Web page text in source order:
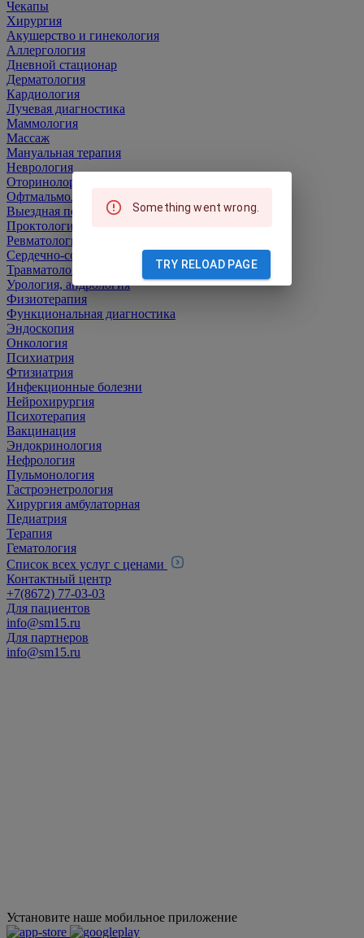
Чекапы
Хирургия
Акушерство и гинекология
Аллергология
Дневной стационар
Дерматология
Кардиология
Лучевая диагностика
Маммология
Массаж
Мануальная терапия
Неврология
Оторинолорингология (ЛОР)
Офтмальмология
Выездная помощь
Проктология
Ревматология
Сердечно-сосудистая хирургия
Травматология и ортопедия
Урология, андрология
Физиотерапия
Функциональная диагностика
Эндоскопия
Онкология
Психиатрия
Фтизиатрия
Инфекционные болезни
Нейрохирургия
Психотерапия
Вакцинация
Эндокринология
Нефрология
Пульмонология
Гастроэнетрология
Хирургия амбулаторная
Педиатрия
Терапия
Гематология
Список всех услуг с ценами
Контактный центр
+7(8672) 77-03-03
Для пациентов
info@sm15.ru
Для партнеров
info@sm15.ru
Установите наше мобильное приложение
Something went wrong.
TRY RELOAD PAGE